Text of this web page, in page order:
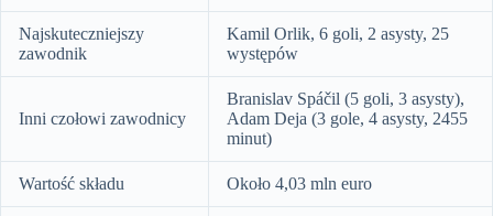
Najskuteczniejszy
zawodnik
Kamil Orlik, 6 goli, 2 asysty, 25
występów
Inni czołowi zawodnicy
Branislav Spáčil (5 goli, 3 asysty),
Adam Deja (3 gole, 4 asysty, 2455
minut)
Wartość składu Około 4,03 mln euro